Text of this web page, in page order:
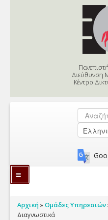
Διεύθυνση
Κέντρο
Φόρμα
Εφαρμογές Διοίκησης
Γνωσιακή Βάση
Είστε εδώ
Αρχική » Ομάδες Υπηρεσιών
Διαγνωστικά